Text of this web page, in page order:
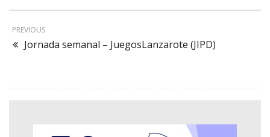
PREVIOUS
Jornada semanal – JuegosLanzarote (JIPD)